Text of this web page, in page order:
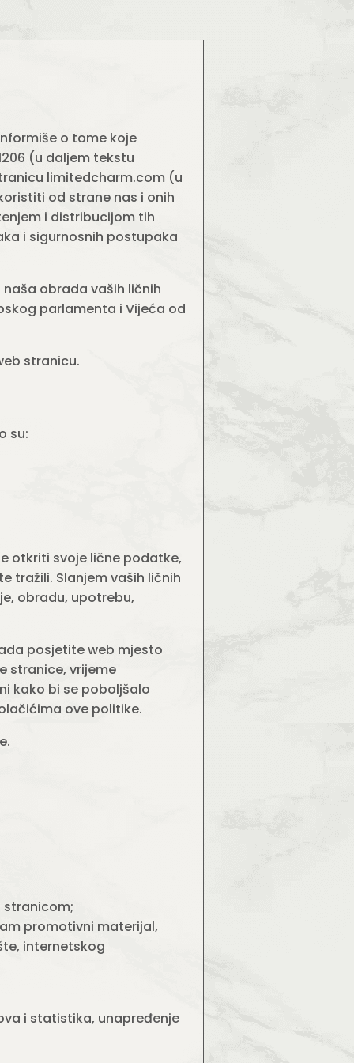
o tome koje
(u daljem tekstu
limitedcharm.com (u
od strane nas i onih
i distribucijom tih
i sigurnosnih postupaka
obrada vaših ličnih
parlamenta i Vijeća od
stranicu.
su:
otkriti svoje lične podatke,
tražili. Slanjem vaših ličnih
obradu, upotrebu,
posjetite web mjesto
stranice, vrijeme
kako bi se poboljšalo
ove politike.
stranicom;
promotivni materijal,
internetskog
i statistika, unapređenje